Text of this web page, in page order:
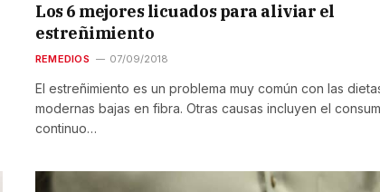
Los 6 mejores licuados para aliviar el
estreñimiento
REMEDIOS 07/09/2018
El estreñimiento es un problema muy común con las
modernas bajas en fibra. Otras causas incluyen el
continuo…